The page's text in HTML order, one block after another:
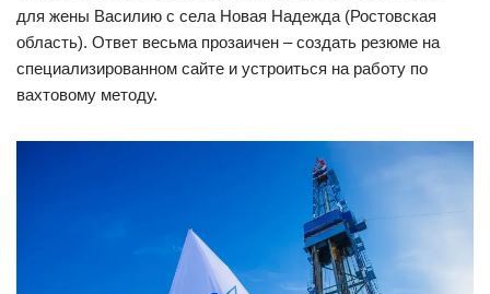
для жены Василию с села Новая Надежда (Ростовская
область). Ответ весьма прозаичен – создать резюме на
специализированном сайте и устроиться на работу по
вахтовому методу.